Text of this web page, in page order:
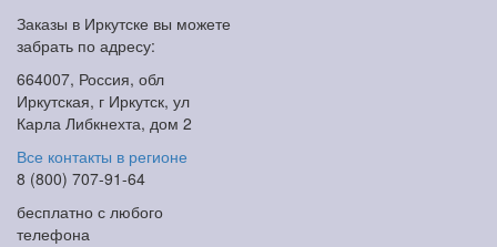
Заказы в Иркутске вы можете
забрать по адресу:
664007, Россия, обл
Иркутская, г Иркутск, ул
Карла Либкнехта, дом 2
Все контакты в регионе
8 (800) 707-91-64
бесплатно с любого
телефона